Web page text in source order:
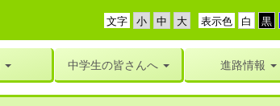
表示色
文字
中学生の皆さんへ 進路情報